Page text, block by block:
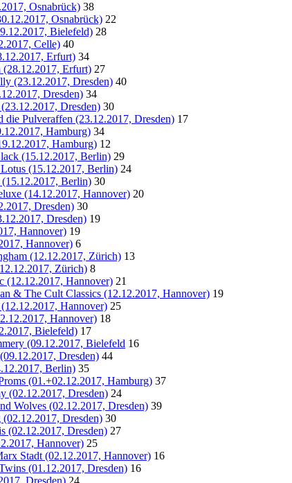
Osnabrück) 38
Osnabrück) 22
Bielefeld) 28
Celle) 40
Erfurt) 34
(28.12.2017, Erfurt) 27
(23.12.2017, Dresden) 40
Dresden) 34
Dresden) 30
die Pulveraffen (23.12.2017, Dresden) 17
Hamburg) 34
Hamburg) 12
(15.12.2017, Berlin) 29
(15.12.2017, Berlin) 24
Berlin) 30
(14.12.2017, Hannover) 20
Dresden) 30
Dresden) 19
Hannover) 19
Hannover) 6
(12.12.2017, Zürich) 13
Zürich) 8
(12.12.2017, Hannover) 21
& The Cult Classics (12.12.2017, Hannover) 19
Hannover) 25
Hannover) 18
Bielefeld) 17
(09.12.2017, Bielefeld 16
Dresden) 44
Berlin) 35
(01.+02.12.2017, Hamburg) 37
(02.12.2017, Dresden) 24
Wolves (02.12.2017, Dresden) 39
Dresden) 30
(02.12.2017, Dresden) 27
Hannover) 25
Stadt (02.12.2017, Hannover) 16
(01.12.2017, Dresden) 16
Dresden) 24